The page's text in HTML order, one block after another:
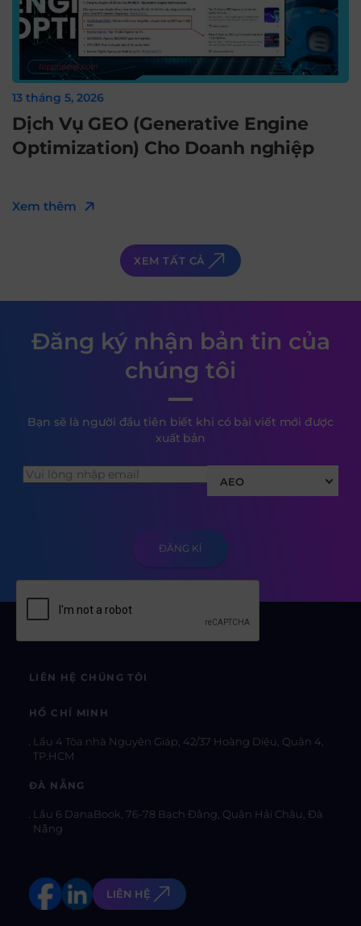
13 tháng 5, 2026
Dịch Vụ GEO (Generative Engine
Optimization) Cho Doanh nghiệp
Xem thêm
XEM TẤT CẢ
Đăng ký nhận bản tin của
chúng tôi
Bạn sẽ là người đầu tiên biết khi có bài viết mới được
xuất bản
AEO
LIÊN HỆ CHÚNG TÔI
HỒ CHÍ MINH
Lầu 4 Tòa nhà Nguyên Giáp, 42/37 Hoàng Diệu, Quận 4,
TP.HCM
ĐÀ NẴNG
Lầu 6 DanaBook, 76-78 Bạch Đằng, Quận Hải Châu, Đà
Nẵng
LIÊN HỆ